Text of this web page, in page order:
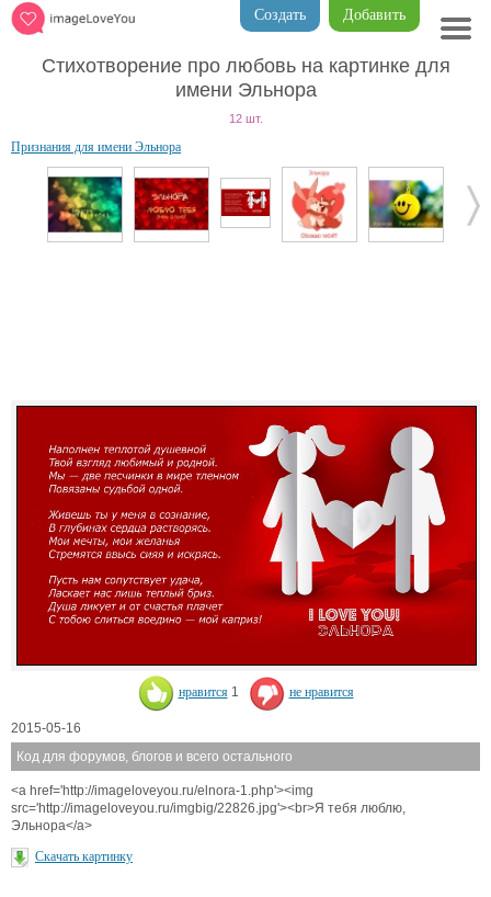
Добавить
Создать
Стихотворение про любовь на картинке для
имени Эльнора
12 шт.
Признания для имени Эльнора
нравится 1 не нравится
2015-05-16
Код для форумов, блогов и всего остального
<a href='http://imageloveyou.ru/elnora-1.php'><img
src='http://imageloveyou.ru/imgbig/22826.jpg'><br>Я тебя люблю,
Эльнора</a>
Скачать картинку